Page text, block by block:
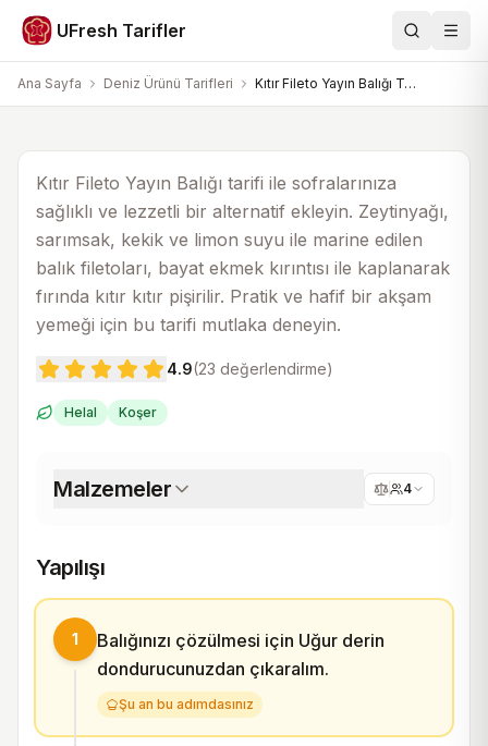
UFresh Tarifler Ara
Ana Sayfa Deniz Ürünü Tarifleri Kıtır Fileto Yayın Balığı Tarifi
Deniz Ürünü Tarifleri
Kıtır Fileto Yayın Balığı Tarifi
25 dk 50 dk 4
Kıtır Fileto Yayın Balığı tarifi ile sofralarınıza
sağlıklı ve lezzetli bir alternatif ekleyin. Zeytinyağı,
sarımsak, kekik ve limon suyu ile marine edilen
balık filetoları, bayat ekmek kırıntısı ile kaplanarak
fırında kıtır kıtır pişirilir. Pratik ve hafif bir akşam
yemeği için bu tarifi mutlaka deneyin.
4.9(23 değerlendirme)
Helal Koşer
Malzemeler 4
Yapılışı
1
Balığınızı çözülmesi için Uğur derin
dondurucunuzdan çıkaralım.
Şu an bu adımdasınız